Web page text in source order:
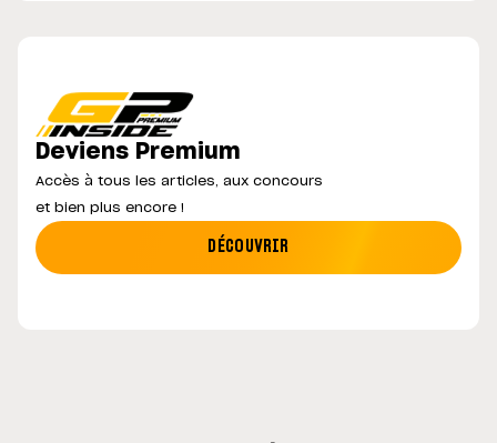
Deviens Premium
Accès à tous les articles, aux concours
et bien plus encore !
DÉCOUVRIR